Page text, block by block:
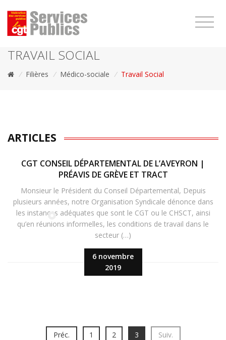
TRAVAIL SOCIAL
/ Filières / Médico-sociale / Travail Social
ARTICLES
6 novembre
2019
CGT CONSEIL DÉPARTEMENTAL DE L’AVEYRON |
PRÉAVIS DE GRÈVE ET TRACT
Monsieur le Président du Conseil Départemental, Depuis
plusieurs années, notre Organisation Syndicale dénonce dans
les instances adéquates que sont le CGT ou le CHSCT, ainsi
qu’en réunions informelles, les conditions de travail dans le
secteur (…)
Préc. 1 2 3 Suiv.